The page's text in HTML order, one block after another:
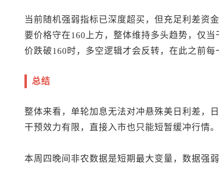
当前随机强弱指标已深度超买，但充足利差资
要价格守在160上方，整体维持多头趋势，仅
价跌破160时，多空逻辑才会反转，在此之前
总结
整体来看，单轮加息无法对冲悬殊美日利差，
干预效力有限，直接入市也只能短暂缓冲行情。
本周四晚间非农数据是短期最大变量，数据强